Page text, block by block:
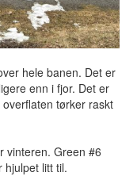
hele banen. Det er
enn i fjor. Det er
tørker raskt
vinteren. Green #6
hjulpet litt til.